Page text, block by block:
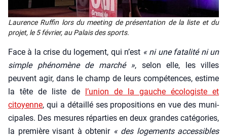
Lau­rence Ruf­fin lors du mee­ting de pré­sen­ta­tion de la liste et du
pro­jet, le 5 février, au Palais des sports.
Face à la crise du loge­ment, qui n’est « ni une fata­li­té ni un
simple phé­no­mène de mar­ché », selon elle, les villes
peuvent agir, dans le champ de leurs com­pé­tences, estime
la tête de liste de l’u­nion de la gauche éco­lo­giste et
citoyenne, qui a détaillé ses pro­po­si­tions en vue des muni­
ci­pales. Des mesures répar­ties en deux grandes caté­go­ries,
la pre­mière visant à obte­nir « des loge­ments acces­sibles